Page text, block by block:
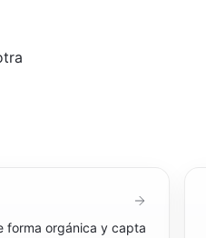
forma orgánica y capta